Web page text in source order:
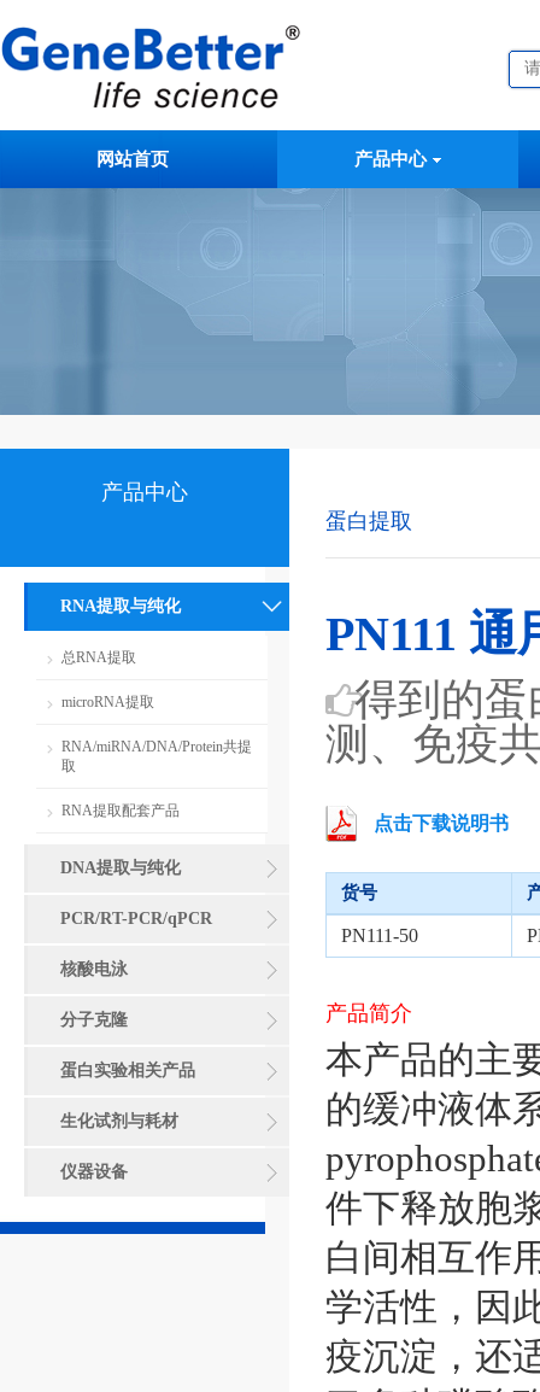
网站首页 产品中心
产品中心
RNA提取与纯化
总RNA提取
microRNA提取
RNA/miRNA/DNA/Protein共提
取
RNA提取配套产品
DNA提取与纯化
PCR/RT-PCR/qPCR
核酸电泳
分子克隆
蛋白实验相关产品
生化试剂与耗材
仪器设备
蛋白提取
PN111
得到的蛋
测、免疫
点击下载说明书
货号
PN111-50
产品简介
本产品的主
的缓冲液体
件下释放胞
白间相互作
学活性，因
疫沉淀，还